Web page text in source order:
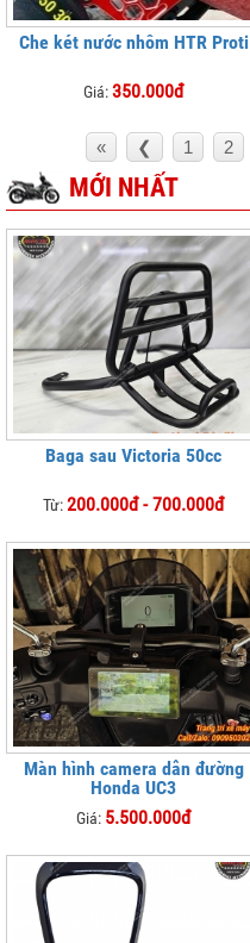
Che két nước nhôm HTR Proti
Giá:350.000đ
« ❮ 1 2
MỚI NHẤT
Baga sau Victoria 50cc
Từ:200.000đ - 700.000đ
Màn hình camera dẫn đường
Honda UC3
Giá: 5.500.000đ